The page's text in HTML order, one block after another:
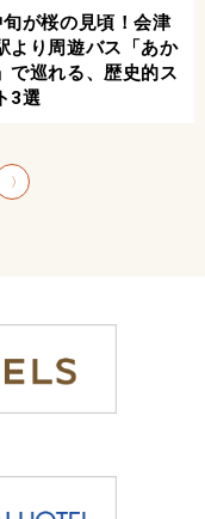
が桜の見頃！会津
より周遊バス「あか
で巡れる、歴史的ス
3選
〉